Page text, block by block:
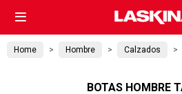

Home Hombre Calzados
BOTAS HOMBRE